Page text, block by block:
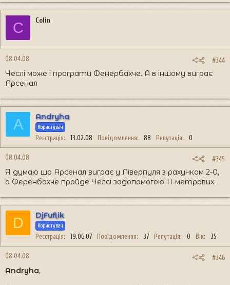
C Colin
08.04.08 #344
Чеслі може і програти Фенербахче. А в іншому виграє
Арсенал
A Andryha
Користувач
Реєстрація 13.02.08 Повідомлення 88 Репутація 0
08.04.08 #345
Я думаю шо Арсенал виграє у Ліверпуля з рахунком 2-0,
а Ференбахче пройде Челсі задопомогою 11-метрових.
D DjFuflik
Користувач
Реєстрація 19.06.07 Повідомлення 37 Репутація 0 Вік 35
08.04.08 #346
Andryha,